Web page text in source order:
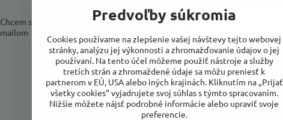
Chcem sa prihlásiť k odberu noviniek e-
mailom
Všetko o nákupe
Predvoľby súkromia
Cookies používame na zlepšenie vašej návštevy tejto webovej
stránky, analýzu jej výkonnosti a zhromažďovanie údajov o jej
používaní. Na tento účel môžeme použiť nástroje a služby
tretích strán a zhromaždené údaje sa môžu preniesť k
partnerom v EÚ, USA alebo iných krajinách. Kliknutím na „Prijať
všetky cookies“ vyjadrujete svoj súhlas s týmto spracovaním.
Nižšie môžete nájsť podrobné informácie alebo upraviť svoje
preferencie.